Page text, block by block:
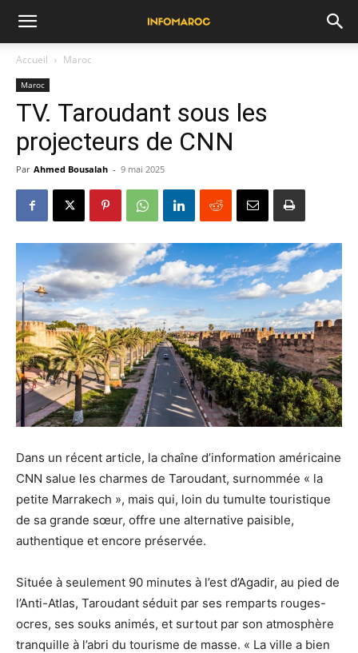
Accueil Maroc
Maroc
TV. Taroudant sous les
projecteurs de CNN
Par Ahmed Bousalah - 9 mai 2025
Dans un récent article, la chaîne d’information américaine
CNN salue les charmes de Taroudant, surnommée « la
petite Marrakech », mais qui, loin du tumulte touristique
de sa grande sœur, offre une alternative paisible,
authentique et encore préservée.
Située à seulement 90 minutes à l’est d’Agadir, au pied de
l’Anti-Atlas, Taroudant séduit par ses remparts rouges-
ocres, ses souks animés, et surtout par son atmosphère
tranquille à l’abri du tourisme de masse. « La ville a bien